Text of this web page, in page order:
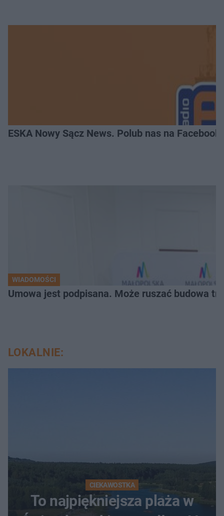
ESKA Nowy Sącz News. Polub nas na
WIADOMOŚCI
Umowa jest podpisana. Może ruszać budowa
LOKALNIE:
CIEKAWOSTKA
To najpiękniejsza plaża w